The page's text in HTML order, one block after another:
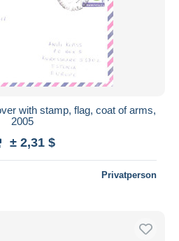
with stamp, flag, coat of arms,
2005
± 2,31 $
Privatperson